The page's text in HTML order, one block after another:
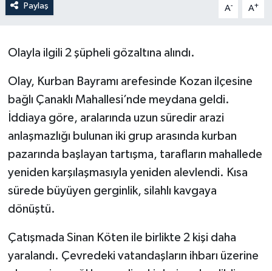
Paylaş A- A+
Olayla ilgili 2 şüpheli gözaltına alındı.
Olay, Kurban Bayramı arefesinde Kozan ilçesine
bağlı Çanaklı Mahallesi’nde meydana geldi.
İddiaya göre, aralarında uzun süredir arazi
anlaşmazlığı bulunan iki grup arasında kurban
pazarında başlayan tartışma, tarafların mahallede
yeniden karşılaşmasıyla yeniden alevlendi. Kısa
sürede büyüyen gerginlik, silahlı kavgaya
dönüştü.
Çatışmada Sinan Köten ile birlikte 2 kişi daha
yaralandı. Çevredeki vatandaşların ihbarı üzerine